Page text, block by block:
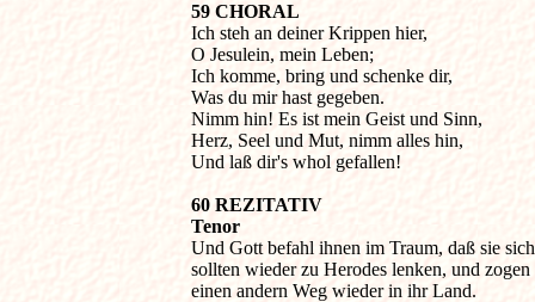
59 CHORAL
Ich steh an deiner Krippen hier,
O Jesulein, mein Leben;
Ich komme, bring und schenke dir,
Was du mir hast gegeben.
Nimm hin! Es ist mein Geist und Sinn,
Herz, Seel und Mut, nimm alles hin,
Und laß dir's whol gefallen!
60 REZITATIV
Tenor
Und Gott befahl ihnen im Traum, daß sie
sollten wieder zu Herodes lenken, und
einen andern Weg wieder in ihr Land.